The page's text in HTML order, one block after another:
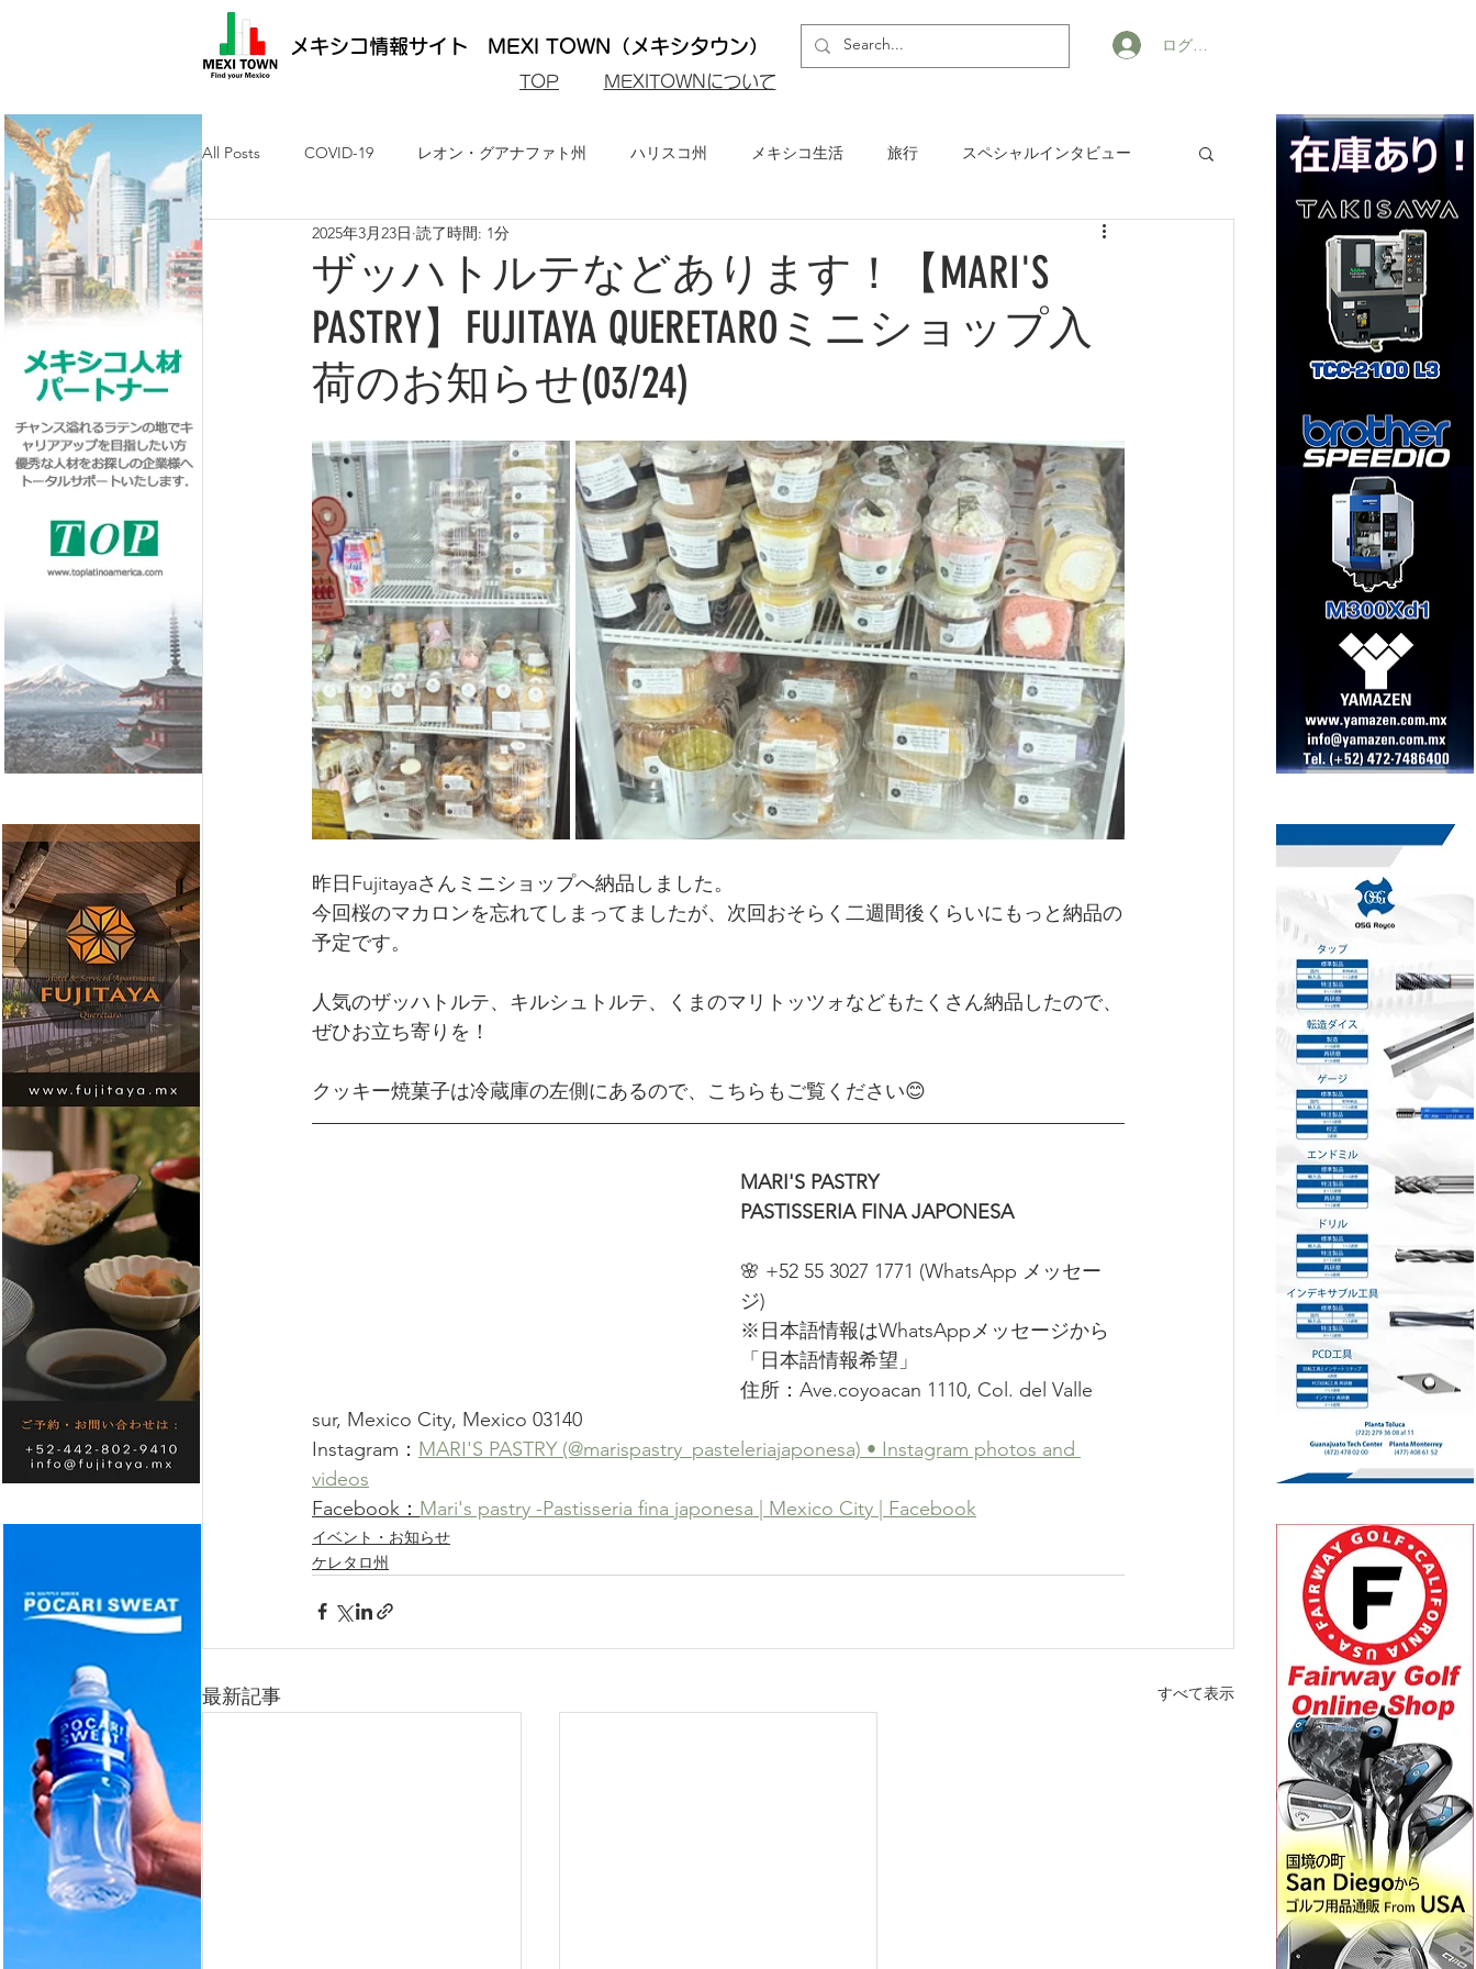
メキシコ情報サイト MEXI TOWN（メキシタウン）
​TOP MEXITOWNについて
ログイン
All Posts COVID-19 レオン・グアナファト州 ハリスコ州 メキシコ生活 旅行 スペシャルインタビュー
メキシコ最新ニュース ケレタロ州
求人・メキシコ就労 日墨交流 メキシコ・グルメ
ザッハトルテなどあります！【MARI'S
PASTRY】FUJITAYA QUERETAROミニショップ入
荷のお知らせ(03/24)
2025年3月23日 読了時間: 1分
昨日Fujitayaさんミニショップへ納品しました。
今回桜のマカロンを忘れてしまってましたが、次回おそらく二週間後くらいにもっと納品の
予定です。
人気のザッハトルテ、キルシュトルテ、くまのマリトッツォなどもたくさん納品したので、
ぜひお立ち寄りを！
クッキー焼菓子は冷蔵庫の左側にあるので、こちらもご覧ください😊
MARI'S PASTRY
PASTISSERIA FINA JAPONESA
🌸 +52 55 3027 1771 (WhatsApp メッセー
ジ)
※日本語情報はWhatsAppメッセージから
「日本語情報希望」
住所：Ave.coyoacan 1110, Col. del Valle
sur, Mexico City, Mexico 03140
Instagram： MARI'S PASTRY (@marispastry_pasteleriajaponesa) • Instagram photos and
videos
Facebook： Mari's pastry -Pastisseria fina japonesa | Mexico City | Facebook
イベント・お知らせ
ケレタロ州
最新記事 すべて表示